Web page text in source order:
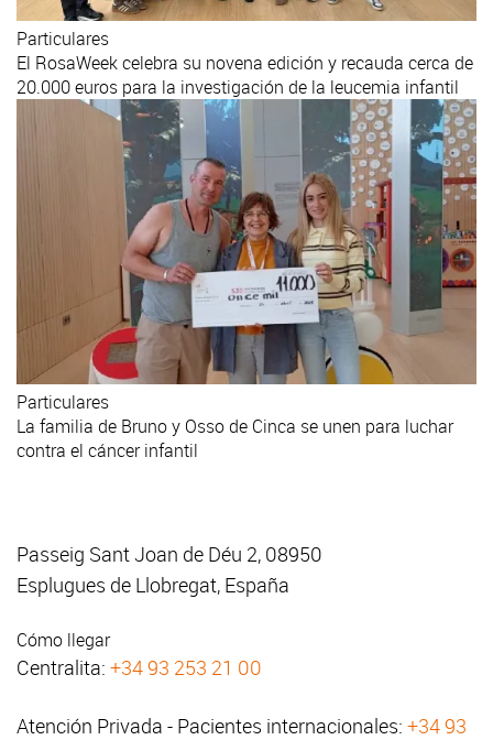
Particulares
El RosaWeek celebra su novena edición y recauda cerca de
20.000 euros para la investigación de la leucemia infantil
Particulares
La familia de Bruno y Osso de Cinca se unen para luchar
contra el cáncer infantil
Passeig Sant Joan de Déu 2, 08950
Esplugues de Llobregat, España
Cómo llegar
Centralita: +34 93 253 21 00
Atención Privada - Pacientes internacionales: +34 93